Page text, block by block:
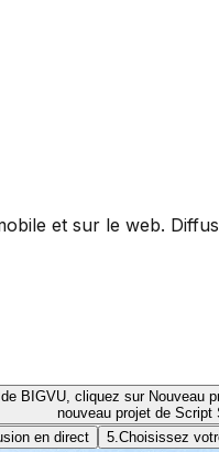
et sur le web.
nouveau projet de Script
en direct 5. Choisissez